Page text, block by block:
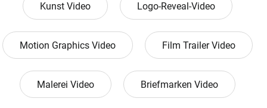
Kunst Video Logo-Reveal-Video
Motion Graphics Video Film Trailer Video
Malerei Video Briefmarken Video